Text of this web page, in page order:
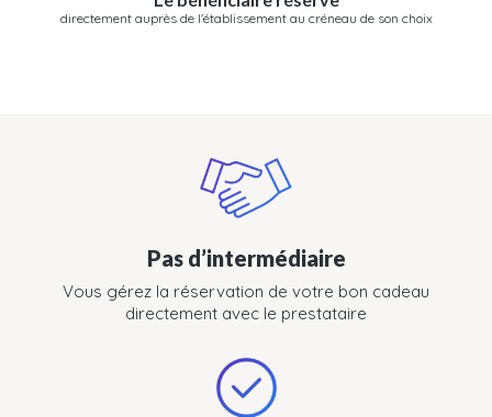
directement auprès de l'établissement au créneau de son choix
Pas d’intermédiaire
Vous gérez la réservation de votre bon cadeau
directement avec le prestataire